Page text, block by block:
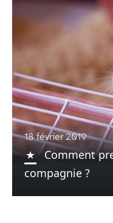
18 février 2019
Comment
compagnie ?